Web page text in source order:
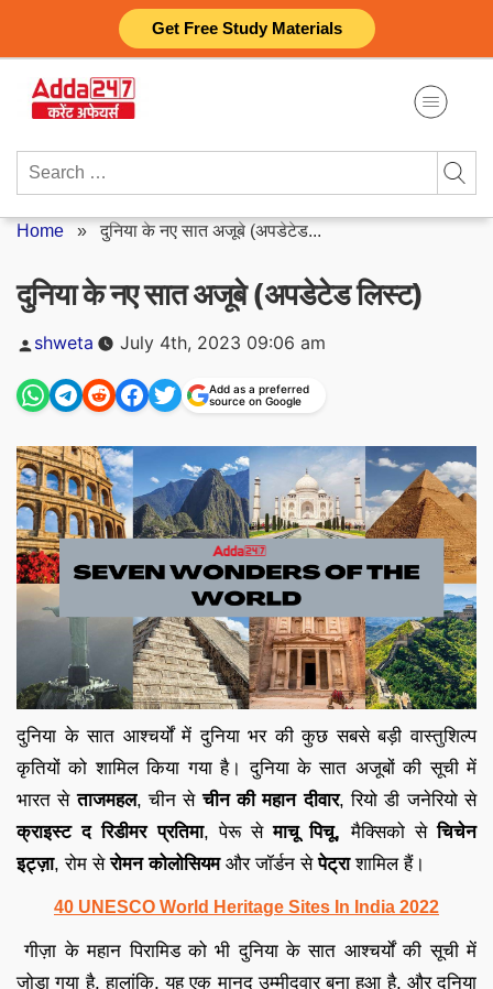
Get Free Study Materials
content
Search
Home »दुनिया के नए सात अजूबे (अपडेटेड...
दुनिया के नए सात अजूबे (अपडेटेड लिस्ट)
Posted
by
shweta July 4th, 2023 09:06 am
Add as a preferred
source on Google
दुनिया के सात आश्चर्यों में दुनिया भर की कुछ सबसे बड़ी वास्तुशिल्प
कृतियों को शामिल किया गया है। दुनिया के सात अजूबों की सूची में
भारत सेताजमहल, चीन सेचीन की महान दीवार, रियो डी जनेरियो से
क्राइस्ट द रिडीमर प्रतिमा, पेरू सेमाचू पिचू, मैक्सिको सेचिचेन
इट्ज़ा, रोम सेरोमन कोलोसियमऔर जॉर्डन सेपेट्राशामिल हैं।
40 UNESCO World Heritage Sites In India 2022
गीज़ा के महान पिरामिड को भी दुनिया के सात आश्चर्यों की सूची में
जोड़ा गया है, हालांकि, यह एक मानद उम्मीदवार बना हुआ है, और दुनिया